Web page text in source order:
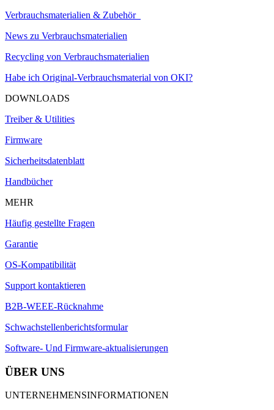
Verbrauchsmaterialien & Zubehör
News zu Verbrauchsmaterialien
Recycling von Verbrauchsmaterialien
Habe ich Original-Verbrauchsmaterial von OKI?
DOWNLOADS
Treiber & Utilities
Firmware
Sicherheitsdatenblatt
Handbücher
MEHR
Häufig gestellte Fragen
Garantie
OS-Kompatibilität
Support kontaktieren
B2B-WEEE-Rücknahme
Schwachstellenberichtsformular
Software- Und Firmware-aktualisierungen
ÜBER UNS
UNTERNEHMENSINFORMATIONEN